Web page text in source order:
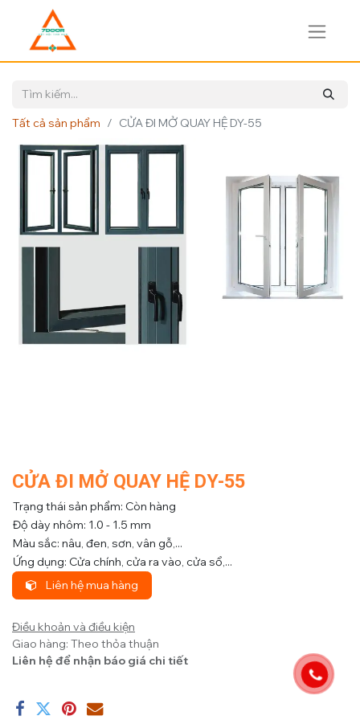
Tất cả sản phẩm CỬA ĐI MỞ QUAY HỆ DY-55
CỬA ĐI MỞ QUAY HỆ DY-55
Trạng thái sản phẩm: Còn hàng
Độ dày nhôm: 1.0 - 1.5 mm
Màu sắc: nâu, đen, sơn, vân gỗ,...
Ứng dụng: Cửa chính, cửa ra vào, cửa sổ,...
Liên hệ mua hàng
Điều khoản và điều kiện
Giao hàng: Theo thỏa thuận
Liên hệ để nhận báo giá chi tiết